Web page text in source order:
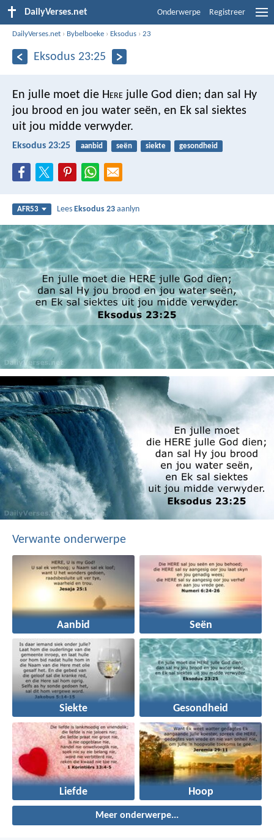
DailyVerses.net Onderwerpe Registreer
DailyVerses.net › Bybelboeke › Eksodus ›23
Eksodus 23:25
En julle moet die Here julle God dien; dan sal Hy
jou brood en jou water seën, en Ek sal siektes
uit jou midde verwyder.
Eksodus 23:25 aanbid seën siekte gesondheid
AFR53 LeesEksodus 23 aanlyn
Verwante onderwerpe
Aanbid Seën
Siekte Gesondheid
Liefde Hoop
Meer onderwerpe...